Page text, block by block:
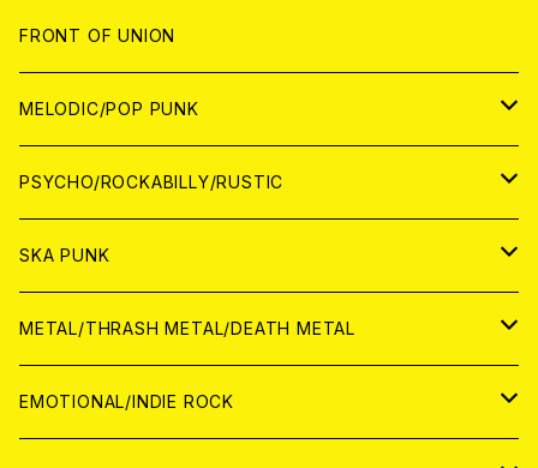
JAPAN
アナログ
CD
WORLD
アナログ
CD
FRONT OF UNION
MELODIC/POP PUNK
JAPAN
CD
ANALOG
WORLD
CD
ANALOG
PSYCHO/ROCKABILLY/RUSTIC
JAPAN
CD
ANALOG
WORLD
CD
SKA PUNK
JAPAN
CD
WORLD
METAL/THRASH METAL/DEATH METAL
JAPAN
EMOTIONAL/INDIE ROCK